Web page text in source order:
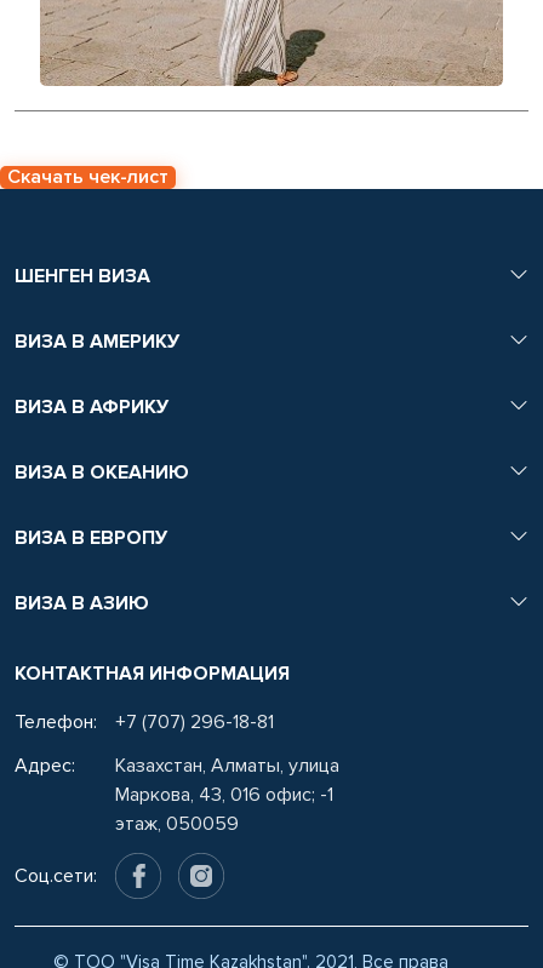
Скачать чек-лист
ШЕНГЕН ВИЗА
ВИЗА В АМЕРИКУ
ВИЗА В АФРИКУ
ВИЗА В ОКЕАНИЮ
ВИЗА В ЕВРОПУ
ВИЗА В АЗИЮ
КОНТАКТНАЯ ИНФОРМАЦИЯ
Телефон:
+7 (707) 296-18-81
Адрес:
Казахстан, Алматы, улица
Маркова, 43, 016 офис; -1
этаж, 050059
Соц.сети:
© ТОО "Visa Time Kazakhstan". 2021, Все права